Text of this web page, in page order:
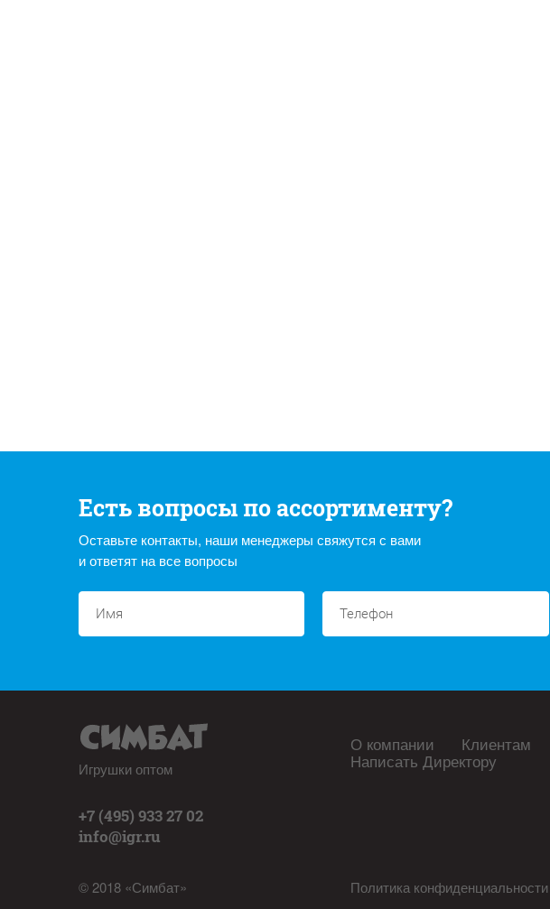
Есть вопросы по ассортименту?
Оставьте контакты, наши менеджеры свяжутся с вами
и ответят на все вопросы
Игрушки оптом
+7 (495) 933 27 02
info@igr.ru
© 2018 «Симбат»
О компании Клиентам
Написать Директору
Политика конфиденциальности